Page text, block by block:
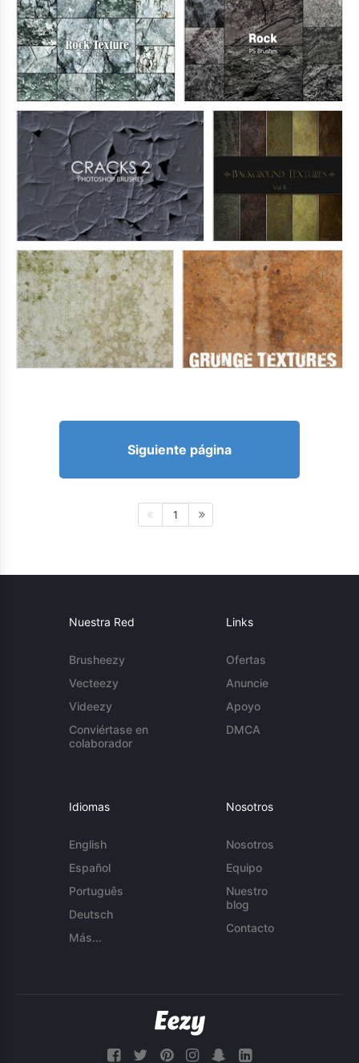
Siguiente página
1
Nuestra Red
Brusheezy
Vecteezy
Videezy
Conviértase en
colaborador
Links
Ofertas
Anuncie
Apoyo
DMCA
Idiomas
English
Español
Português
Deutsch
Más...
Nosotros
Nosotros
Equipo
Nuestro
blog
Contacto